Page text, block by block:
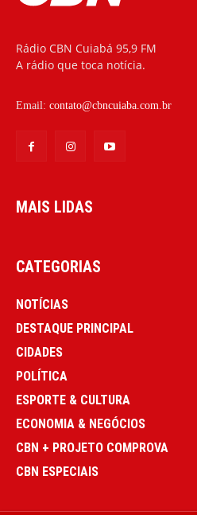
Rádio CBN Cuiabá 95,9 FM
A rádio que toca notícia.
Email: contato@cbncuiaba.com.br
MAIS LIDAS
CATEGORIAS
NOTÍCIAS
DESTAQUE PRINCIPAL
CIDADES
POLÍTICA
ESPORTE & CULTURA
ECONOMIA & NEGÓCIOS
CBN + PROJETO COMPROVA
CBN ESPECIAIS